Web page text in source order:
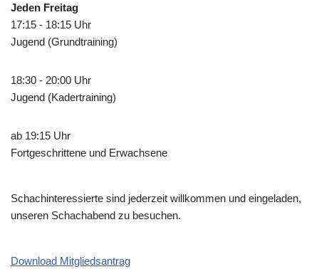
Jeden Freitag
17:15 - 18:15 Uhr
Jugend (Grundtraining)
18:30 - 20:00 Uhr
Jugend (Kadertraining)
ab 19:15 Uhr
Fortgeschrittene und Erwachsene
Schachinteressierte sind jederzeit willkommen und eingeladen,
unseren Schachabend zu besuchen.
Download Mitgliedsantrag